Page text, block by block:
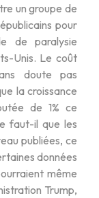
un groupe de
pour
de paralysie
Unis. Le coût
doute pas
la croissance
de 1% ce
faut-il que les
publiées, ce
données
même
Trump,